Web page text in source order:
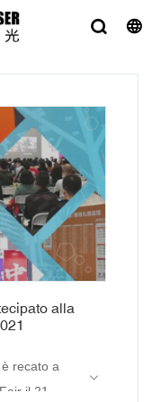
alla
recato a
il 21